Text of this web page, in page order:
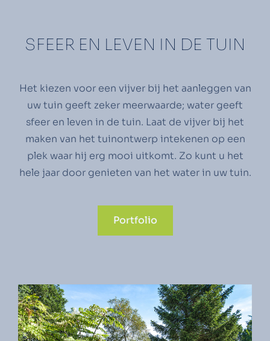
SFEER EN LEVEN IN DE TUIN
Het kiezen voor een vijver bij het aanleggen van
uw tuin geeft zeker meerwaarde; water geeft
sfeer en leven in de tuin. Laat de vijver bij het
maken van het tuinontwerp intekenen op een
plek waar hij erg mooi uitkomt. Zo kunt u het
hele jaar door genieten van het water in uw tuin.
Portfolio